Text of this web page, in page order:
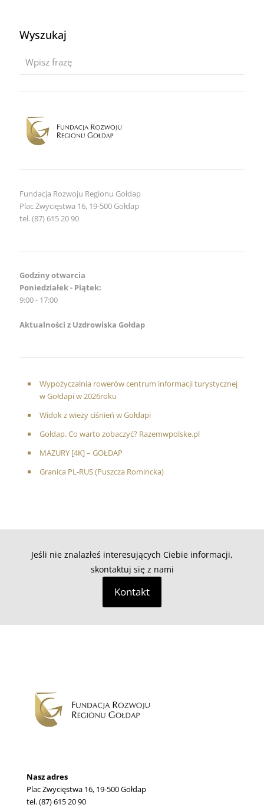
–
zaproszenie
Wyszukaj
Fundacja Rozwoju Regionu Gołdap
Plac Zwycięstwa 16, 19-500 Gołdap
tel. (87) 615 20 90
Godziny otwarcia
Poniedziałek - Piątek:
9:00 - 17:00
Aktualności z Uzdrowiska Gołdap
Wypożyczalnia rowerów centrum informacji turystycznej
w Gołdapi w 2026roku
Widok z wieży ciśnień w Gołdapi
Gołdap. Co warto zobaczyć? Razemwpolske.pl
MAZURY [4K] – GOŁDAP
Granica PL-RUS (Puszcza Romincka)
Jeśli nie znalazłeś interesujących Ciebie informacji,
skontaktuj się z nami
Kontakt
Nasz adres
Plac Zwycięstwa 16, 19-500 Gołdap
tel. (87) 615 20 90